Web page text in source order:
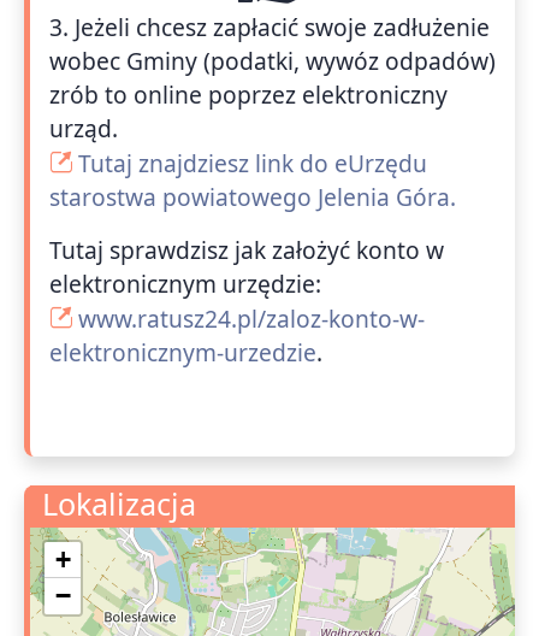
3. Jeżeli chcesz zapłacić swoje zadłużenie
wobec Gminy (podatki, wywóz odpadów)
zrób to online poprzez elektroniczny
urząd.
Tutaj znajdziesz link do eUrzędu
starostwa powiatowego Jelenia Góra.
Tutaj sprawdzisz jak założyć konto w
elektronicznym urzędzie:
www.ratusz24.pl/zaloz-konto-w-
elektronicznym-urzedzie.
Lokalizacja
+
−